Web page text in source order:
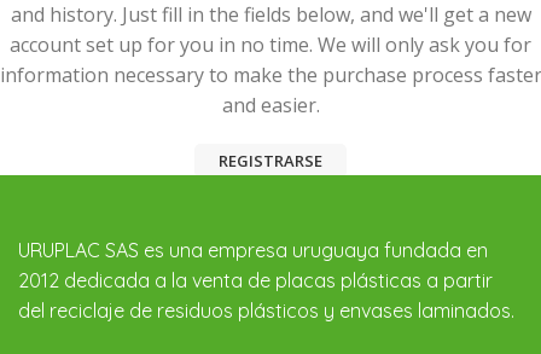
and history. Just fill in the fields below, and we'll get a new
account set up for you in no time. We will only ask you for
information necessary to make the purchase process faster
and easier.
REGISTRARSE
URUPLAC SAS es una empresa uruguaya fundada en
2012 dedicada a la venta de placas plásticas a partir
del reciclaje de residuos plásticos y envases laminados.